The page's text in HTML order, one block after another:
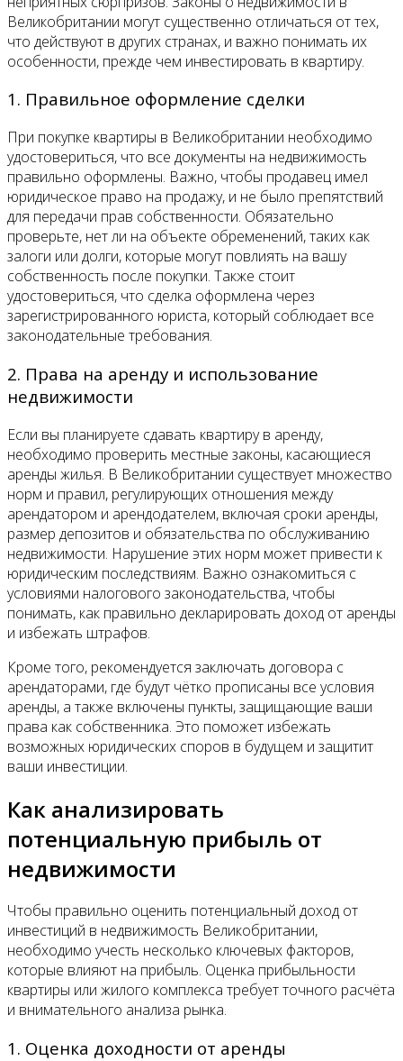
Великобритании могут существенно отличаться от тех,
что действуют в других странах, и важно понимать их
особенности, прежде чем инвестировать в квартиру.
1. Правильное оформление сделки
При покупке квартиры в Великобритании необходимо
удостовериться, что все документы на недвижимость
правильно оформлены. Важно, чтобы продавец имел
юридическое право на продажу, и не было препятствий
для передачи прав собственности. Обязательно
проверьте, нет ли на объекте обременений, таких как
залоги или долги, которые могут повлиять на вашу
собственность после покупки. Также стоит
удостовериться, что сделка оформлена через
зарегистрированного юриста, который соблюдает все
законодательные требования.
2. Права на аренду и использование
недвижимости
Если вы планируете сдавать квартиру в аренду,
необходимо проверить местные законы, касающиеся
аренды жилья. В Великобритании существует множество
норм и правил, регулирующих отношения между
арендатором и арендодателем, включая сроки аренды,
размер депозитов и обязательства по обслуживанию
недвижимости. Нарушение этих норм может привести к
юридическим последствиям. Важно ознакомиться с
условиями налогового законодательства, чтобы
понимать, как правильно декларировать доход от аренды
и избежать штрафов.
Кроме того, рекомендуется заключать договора с
арендаторами, где будут чётко прописаны все условия
аренды, а также включены пункты, защищающие ваши
права как собственника. Это поможет избежать
возможных юридических споров в будущем и защитит
ваши инвестиции.
Как анализировать
потенциальную прибыль от
недвижимости
Чтобы правильно оценить потенциальный доход от
инвестиций в недвижимость Великобритании,
необходимо учесть несколько ключевых факторов,
которые влияют на прибыль. Оценка прибыльности
квартиры или жилого комплекса требует точного расчёта
и внимательного анализа рынка.
1. Оценка доходности от аренды